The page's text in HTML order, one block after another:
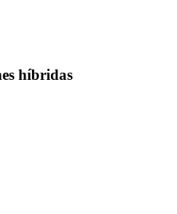
híbridas